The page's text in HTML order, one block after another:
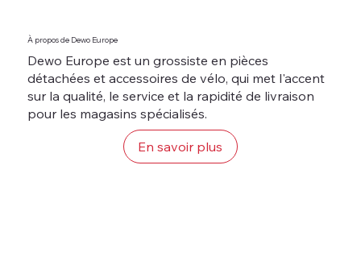
À propos de Dewo Europe
Dewo Europe est un grossiste en pièces
détachées et accessoires de vélo, qui met l'accent
sur la qualité, le service et la rapidité de livraison
pour les magasins spécialisés.
En savoir plus